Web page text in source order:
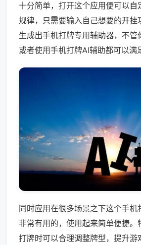
十分简单，打开这个应用便可以自
规律，只需要输入自己想要的开挂
生成出手机打牌专用辅助器，不管
或者使用手机打牌AI辅助都可以满
同时应用在很多场景之下这个手机
非常有用的，使用起来简单便捷。
打牌时可以合理调整牌型，提升游